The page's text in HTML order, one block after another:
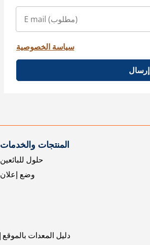
سياسة الخصوصية
إرسال
المنتجات والخدمات
حلول للبائعين
وضع إعلان
دليل المعدات بالموقع